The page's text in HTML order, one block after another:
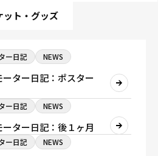
八王子中屋ボクシングジム
0072 東京都八王子市南町3-8 第2原嶋
Tel/Fax：042-622-7222
：月〜土 14:00〜22:00 / 日・祝 14:00
案内
人会員について
ット・グッズ
ー日記 NEWS
ター日記：ポスター
ー日記 NEWS
ター日記：後１ヶ月
ー日記 NEWS